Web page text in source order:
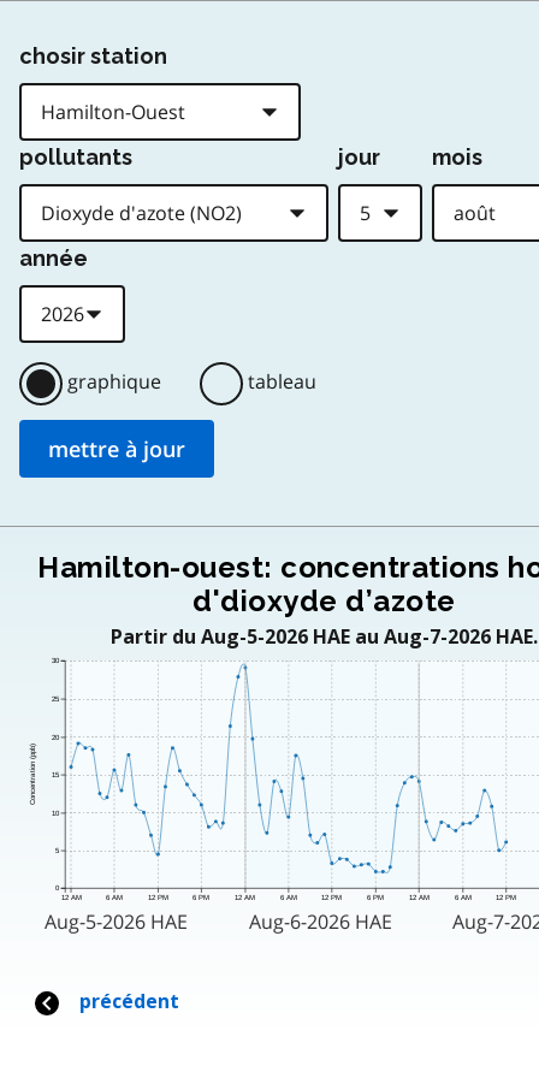
chosir station
pollutants jour mois
année
graphique tableau
Hamilton-ouest: concentrations
d'dioxyde d’azote
Partir du Aug-5-2026 HAE au Aug-7-2026 HAE.
12 AM 6 AM 12 PM 6 PM 12 AM 6 AM 12 PM 6 PM 12 AM 6 AM 12 PM
Concentration (ppb)
0
5
10
15
20
25
30
Aug-5-2026 HAE Aug-6-2026 HAE Aug-7-
précédent